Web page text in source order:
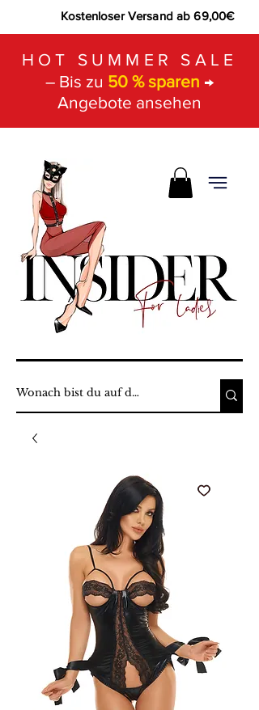
Kostenloser Versand ab 69,00€
HOT SUMMER SALE
– Bis zu 50 % sparen →
Angebote ansehen